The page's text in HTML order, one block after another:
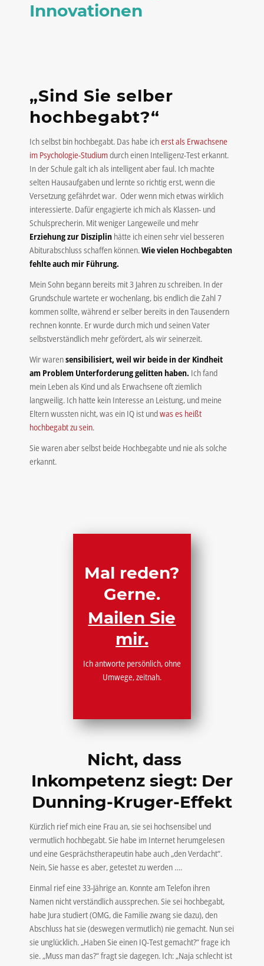
Innovationen
„Sind Sie selber
hochbegabt?“
Ich selbst bin hochbegabt. Das habe icherst als Erwachsene
im Psychologie-Studiumdurch einen Intelligenz-Test erkannt.
In der Schule galt ich als intelligent aber faul. Ich machte
selten Hausaufgaben und lernte so richtig erst, wenn die
Versetzung gefährdet war. Oder wenn mich etwas wirklich
interessierte. Dafür engagierte ich mich als Klassen- und
Schulsprecherin. Mit weniger Langeweile und mehr
Erziehung zur Disziplin hätte ich einen sehr viel besseren
Abiturabschluss schaffen können.Wie vielen Hochbegabten
fehlte auch mir Führung.
Mein Sohn begann bereits mit 3 Jahren zu schreiben. In der
Grundschule wartete er wochenlang, bis endlich die Zahl 7
kommen sollte, während er selber bereits in den Tausendern
rechnen konnte. Er wurde durch mich und seinen Vater
selbstverständlich mehr gefördert, als wir seinerzeit.
Wir warensensibilisiert, weil wir beide in der Kindheit
am Problem Unterforderung gelitten haben. Ich fand
mein Leben als Kind und als Erwachsene oft ziemlich
langweilig. Ich hatte kein Interesse an Leistung, und meine
Eltern wussten nicht, was ein IQ ist undwas es heißt
hochbegabt zu sein.
Sie waren aber selbst beide Hochbegabte und nie als solche
erkannt.
Mal reden?
Gerne.
Mailen Sie
mir.
Ich antworte persönlich, ohne
Umwege, zeitnah.
Nicht, dass
Inkompetenz siegt: Der
Dunning-Kruger-Effekt
Kürzlich rief mich eine Frau an, sie sei hochsensibel und
vermutlich hochbegabt. Sie habe im Internet herumgelesen
und eine Gesprächstherapeutin habe auch „den Verdacht“.
Nein, Sie hasse es aber, getestet zu werden ….
Einmal rief eine 33-Jährige an. Konnte am Telefon ihren
Namen nicht verständlich aussprechen. Sie sei hochbegabt,
habe Jura studiert (OMG, die Familie zwang sie dazu), den
Abschluss hat sie (deswegen vermutlich) nie gemacht. Nun sei
sie unglücklich. „Haben Sie einen IQ-Test gemacht?“ frage ich
sie. „Muss man das?“ fragt sie dagegen. Ich: „Naja schlecht ist